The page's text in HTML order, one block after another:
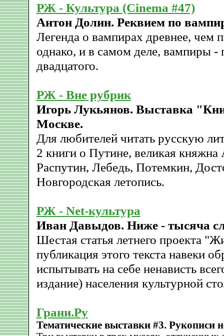
РЖ - Культура (Cinema #47)
Антон Долин. Реквием по
Легенда о вампирах древнее, чем
однако, и в самом деле, вампиры -
двадцатого.
РЖ - Вне рубрик
Игорь Лукьянов. Выставка
Москве.
Для любителей читать русскую
2 книги о Путине, великая княжна
Распутин, Лебедь, Потемкин,
Новгородская летопись.
РЖ - Net-культура
Иван Давыдов. Ниже - тысяча
Шестая статья летнего проекта
публикация этого текста навеки
испытывать на себе ненависть
издание) населения культурной
Грани.Ру
Тематические выставки #3. Рукописи